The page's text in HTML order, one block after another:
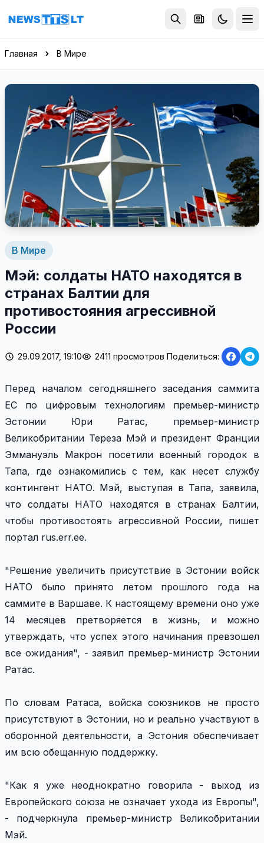
Перейти к содержимому
Главная В Мире
В Мире
Мэй: солдаты НАТО находятся в
странах Балтии для
противостояния агрессивной
России
29.09.2017, 19:10 2411 просмотров Поделиться:
Перед началом сегодняшнего заседания саммита
ЕС по цифровым технологиям премьер-министр
Эстонии Юри Ратас, премьер-министр
Великобритании Тереза Мэй и президент Франции
Эммануэль Макрон посетили военный городок в
Тапа, где ознакомились с тем, как несет службу
контингент НАТО. Мэй, выступая в Тапа, заявила,
что солдаты НАТО находятся в странах Балтии,
чтобы противостоять агрессивной России, пишет
портал rus.err.ee.
"Решение увеличить присутствие в Эстонии войск
НАТО было принято летом прошлого года на
саммите в Варшаве. К настоящему времени оно уже
14 месяцев претворяется в жизнь, и можно
утверждать, что успех этого начинания превзошел
все ожидания", - заявил премьер-министр Эстонии
Ратас.
По словам Ратаса, войска союзников не просто
присутствуют в Эстонии, но и реально участвуют в
оборонной деятельности, а Эстония обеспечивает
им всю обещанную поддержку.
"Как я уже неоднократно говорила - выход из
Европейского союза не означает ухода из Европы",
- подчеркнула премьер-министр Великобритании
Мэй.